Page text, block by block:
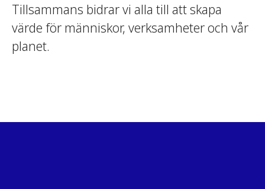
Tillsammans bidrar vi alla till att skapa
värde för människor, verksamheter och vår
planet.